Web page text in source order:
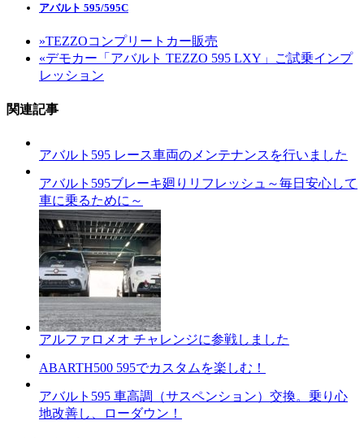
アバルト 595/595C
»TEZZOコンプリートカー販売
«デモカー「アバルト TEZZO 595 LXY」ご試乗インプ
レッション
関連記事
アバルト595 レース車両のメンテナンスを行いました
アバルト595ブレーキ廻りリフレッシュ～毎日安心して
車に乗るために～
アルファロメオ チャレンジに参戦しました
ABARTH500 595でカスタムを楽しむ！
アバルト595 車高調（サスペンション）交換。乗り心
地改善し、ローダウン！